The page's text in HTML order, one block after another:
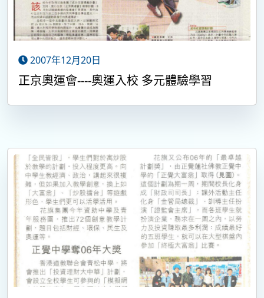
2007年12月20日
正京奧運會----奧運入校 多元體驗學習